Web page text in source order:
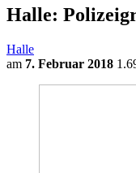
Halle:
Halle
am 7. Februar 2018